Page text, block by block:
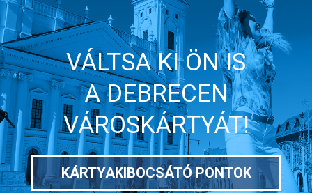
VÁLTSA KI ÖN IS
A DEBRECEN
VÁROSKÁRTYÁT!
KÁRTYAKIBOCSÁTÓ PONTOK